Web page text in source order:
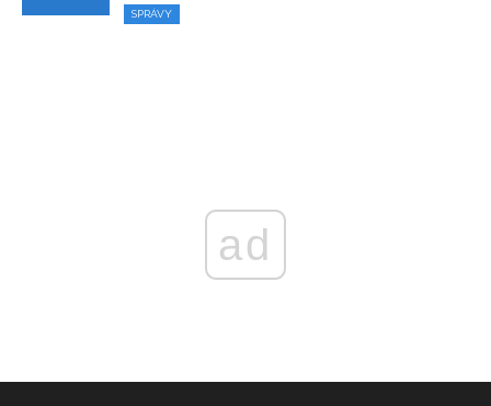
SPRÁVY
ad